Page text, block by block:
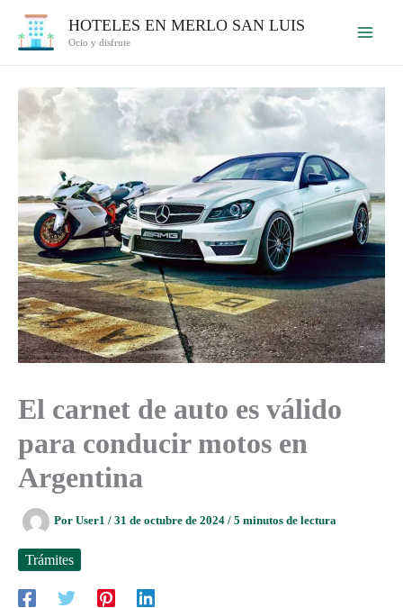
HOTELES EN MERLO SAN LUIS
Ocio y disfrute
El carnet de auto es válido
para conducir motos en
Argentina
Por User1 / 31 de octubre de 2024 / 5 minutos de lectura
Trámites